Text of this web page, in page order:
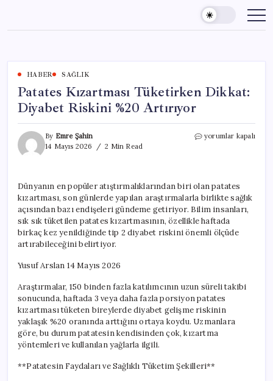
content
HABER SAĞLIK
Patates Kızartması Tüketirken Dikkat:
Diyabet Riskini %20 Artırıyor
By Emre Şahin
14 Mayıs 2026
2 Min Read
Patates
Riskini
%20
Artırıyor
için
yorumlar kapalı
Dünyanın en popüler atıştırmalıklarından biri olan patates
kızartması, son günlerde yapılan araştırmalarla birlikte sağlık
açısından bazı endişeleri gündeme getiriyor. Bilim insanları,
sık sık tüketilen patates kızartmasının, özellikle haftada
birkaç kez yenildiğinde tip 2 diyabet riskini önemli ölçüde
artırabileceğini belirtiyor.
Yusuf Arslan 14 Mayıs 2026
Araştırmalar, 150 binden fazla katılımcının uzun süreli takibi
sonucunda, haftada 3 veya daha fazla porsiyon patates
kızartması tüketen bireylerde diyabet gelişme riskinin
yaklaşık %20 oranında arttığını ortaya koydu. Uzmanlara
göre, bu durum patatesin kendisinden çok, kızartma
yöntemleri ve kullanılan yağlarla ilgili.
**Patatesin Faydaları ve Sağlıklı Tüketim Şekilleri**